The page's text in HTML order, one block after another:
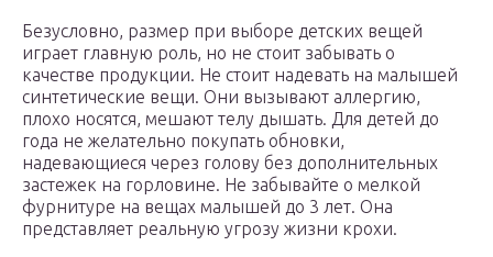
Безусловно, размер при выборе детских вещей
играет главную роль, но не стоит забывать о
качестве продукции. Не стоит надевать на малышей
синтетические вещи. Они вызывают аллергию,
плохо носятся, мешают телу дышать. Для детей до
года не желательно покупать обновки,
надевающиеся через голову без дополнительных
застежек на горловине. Не забывайте о мелкой
фурнитуре на вещах малышей до 3 лет. Она
представляет реальную угрозу жизни крохи.